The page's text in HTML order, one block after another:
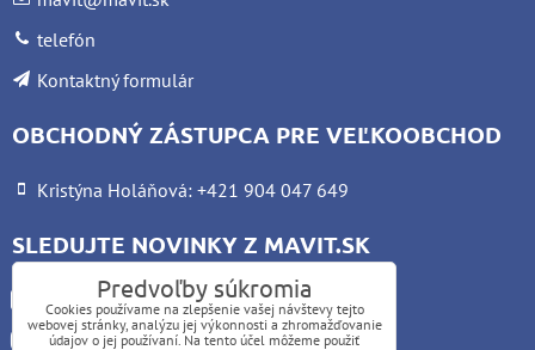
telefón
Kontaktný formulár
OBCHODNÝ ZÁSTUPCA PRE VEĽKOOBCHOD
Kristýna Holáňová: +421 904 047 649
SLEDUJTE NOVINKY Z MAVIT.SK
Facebook
Instagram
Predvoľby súkromia
Cookies používame na zlepšenie vašej návštevy tejto
webovej stránky, analýzu jej výkonnosti a zhromažďovanie
údajov o jej používaní. Na tento účel môžeme použiť